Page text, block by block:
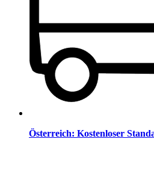
Österreich: Kostenloser